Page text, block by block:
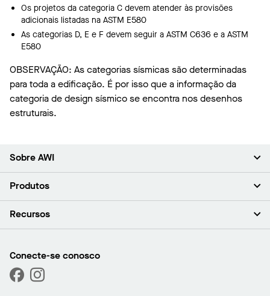
Os projetos da categoria C devem atender às provisões
adicionais listadas na ASTM E580
As categorias D, E e F devem seguir a ASTM C636 e a ASTM
E580
OBSERVAÇÃO: As categorias sísmicas são determinadas
para toda a edificação. É por isso que a informação da
categoria de design sísmico se encontra nos desenhos
estruturais.
Sobre AWI
Sobre nós (em inglês)
Sala de imprensa (em inglês)
Produtos
Forros
Capacidades personalizadas
Desempenho
Recursos
Encontre um distribuidor
Galeria de projetos
Conecte-se conosco